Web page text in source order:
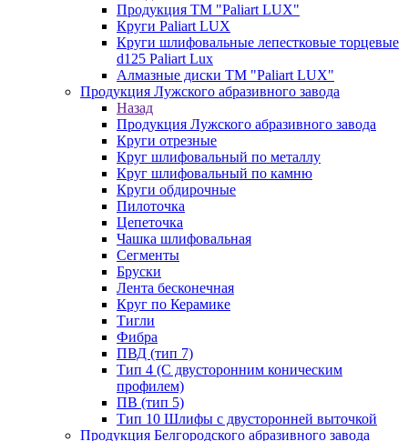
Продукция ТМ "Paliart LUX"
Круги Paliart LUX
Круги шлифовальные лепестковые торцевые
d125 Paliart Lux
Алмазные диски ТМ "Paliart LUX"
Продукция Лужского абразивного завода
Назад
Продукция Лужского абразивного завода
Круги отрезные
Круг шлифовальный по металлу
Круг шлифовальный по камню
Круги обдирочные
Пилоточка
Цепеточка
Чашка шлифовальная
Сегменты
Бруски
Лента бесконечная
Круг по Керамике
Тигли
Фибра
ПВД (тип 7)
Тип 4 (С двусторонним коническим
профилем)
ПВ (тип 5)
Тип 10 Шлифы с двусторонней выточкой
Продукция Белгородского абразивного завода